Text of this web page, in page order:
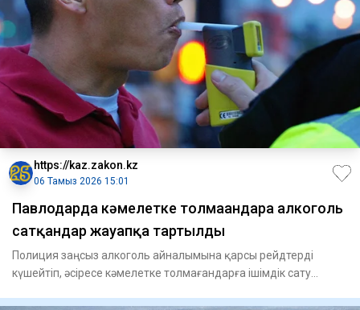
https://kaz.zakon.kz
06 Тамыз 2026 15:01
Павлодарда кәмелетке толмағандарға алкоголь
сатқандар жауапқа тартылды
Полиция заңсыз алкоголь айналымына қарсы рейдтерді
күшейтіп, әсіресе кәмелетке толмағандарға ішімдік сату